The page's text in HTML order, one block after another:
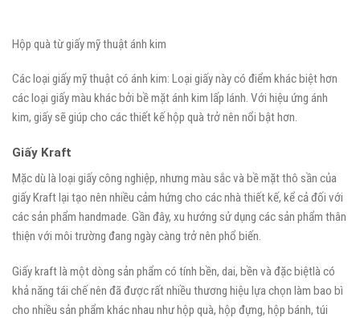
Hộp quà từ giấy mỹ thuật ánh kim
Các loại giấy mỹ thuật có ánh kim: Loại giấy này có điểm khác biệt hơn
các loại giấy màu khác bởi bề mặt ánh kim lấp lánh. Với hiệu ứng ánh
kim, giấy sẽ giúp cho các thiết kế hộp quà trở nên nổi bật hơn.
Giấy Kraft
Mặc dù là loại giấy công nghiệp, nhưng màu sắc và bề mặt thô sần của
giấy Kraft lại tạo nên nhiều cảm hứng cho các nhà thiết kế, kể cả đối với
các sản phẩm handmade. Gần đây, xu hướng sử dụng các sản phẩm thân
thiện với môi trường đang ngày càng trở nên phổ biến.
Giấy kraft là một dòng sản phẩm có tính bền, dai, bền và đặc biệtlà có
khả năng tái chế nên đã được rất nhiều thương hiệu lựa chọn làm bao bì
cho nhiều sản phẩm khác nhau như hộp quà, hộp đựng, hộp bánh, túi